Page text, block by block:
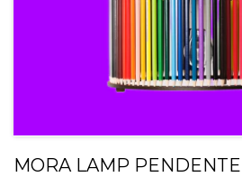
MORA LAMP